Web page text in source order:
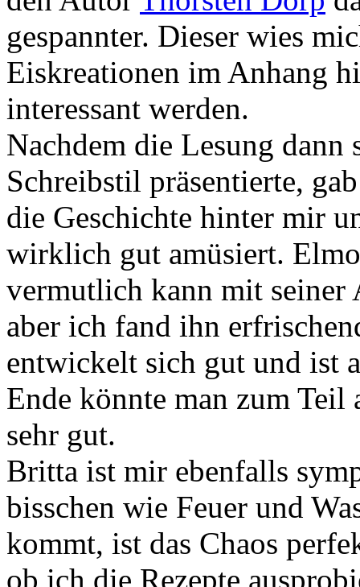
gespannter. Dieser wies
Eiskreationen im Anhang
interessant werden.
Nachdem die Lesung
Schreibstil präsentierte,
die Geschichte hinter mir
wirklich gut amüsiert.
vermutlich kann mit seiner
aber ich fand ihn
entwickelt sich gut und ist
Ende könnte man zum Teil
sehr gut.
Britta ist mir ebenfalls
bisschen wie Feuer und
kommt, ist das Chaos
ob ich die Rezepte